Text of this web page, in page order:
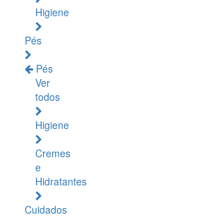
Higiene
Pés
Pés
Ver
todos
Higiene
Cremes
e
Hidratantes
Cuidados